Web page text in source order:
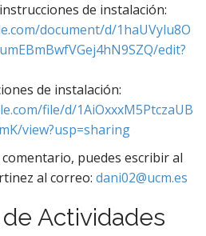
de instalación:
document/d/1haUVylu8O
edit?
de instalación:
file/d/1AiOxxxM5PtczaUB
view?usp=sharing
puedes escribir al
al correo: dani02@ucm.es
Actividades